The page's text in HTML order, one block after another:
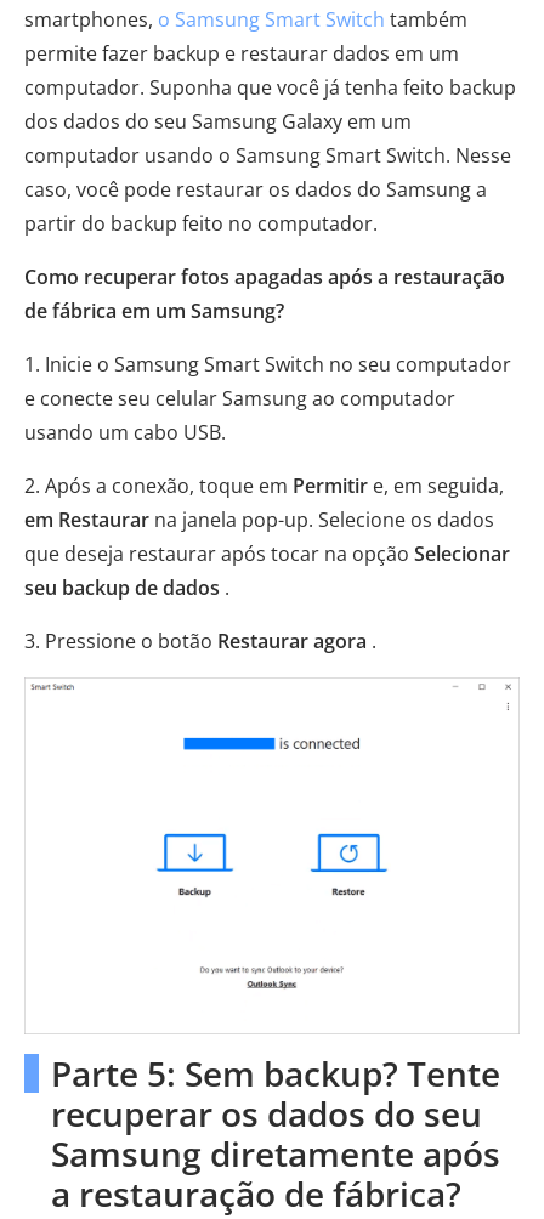
smartphones, o Samsung Smart Switch também
permite fazer backup e restaurar dados em um
computador. Suponha que você já tenha feito backup
dos dados do seu Samsung Galaxy em um
computador usando o Samsung Smart Switch. Nesse
caso, você pode restaurar os dados do Samsung a
partir do backup feito no computador.
Como recuperar fotos apagadas após a restauração
de fábrica em um Samsung?
1. Inicie o Samsung Smart Switch no seu computador
e conecte seu celular Samsung ao computador
usando um cabo USB.
2. Após a conexão, toque em Permitir e, em seguida,
em Restaurar na janela pop-up. Selecione os dados
que deseja restaurar após tocar na opção Selecionar
seu backup de dados .
3. Pressione o botão Restaurar agora .
Parte 5: Sem backup? Tente
recuperar os dados do seu
Samsung diretamente após
a restauração de fábrica?